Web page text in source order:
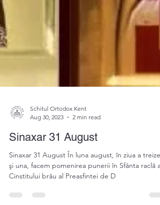
Schitul Ortodox Kent
Aug 30, 2023
2 min read
Sinaxar 31 August
Sinaxar 31 August În luna august, în ziua a treizeci
Cinstitului brâu al Preasfintei de D